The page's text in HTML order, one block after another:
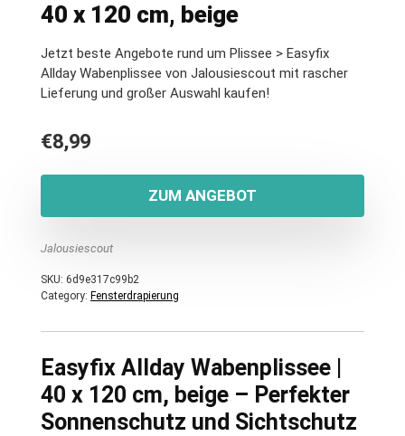
40 x 120 cm, beige
Jetzt beste Angebote rund um Plissee > Easyfix
Allday Wabenplissee von Jalousiescout mit rascher
Lieferung und großer Auswahl kaufen!
€8,99
ZUM ANGEBOT
Jalousiescout
SKU: 6d9e317c99b2
Category: Fensterdrapierung
Easyfix Allday Wabenplissee |
40 x 120 cm, beige – Perfekter
Sonnenschutz und Sichtschutz